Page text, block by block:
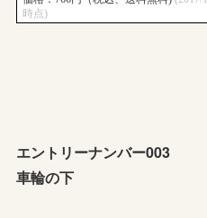
エントリーナンバー003
車輪の下